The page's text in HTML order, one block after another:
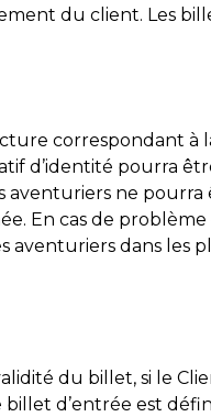
du client. Les
correspondant à
d’identité pourra
aventuriers ne
En cas de
dans les
du billet, si le
d’entrée est